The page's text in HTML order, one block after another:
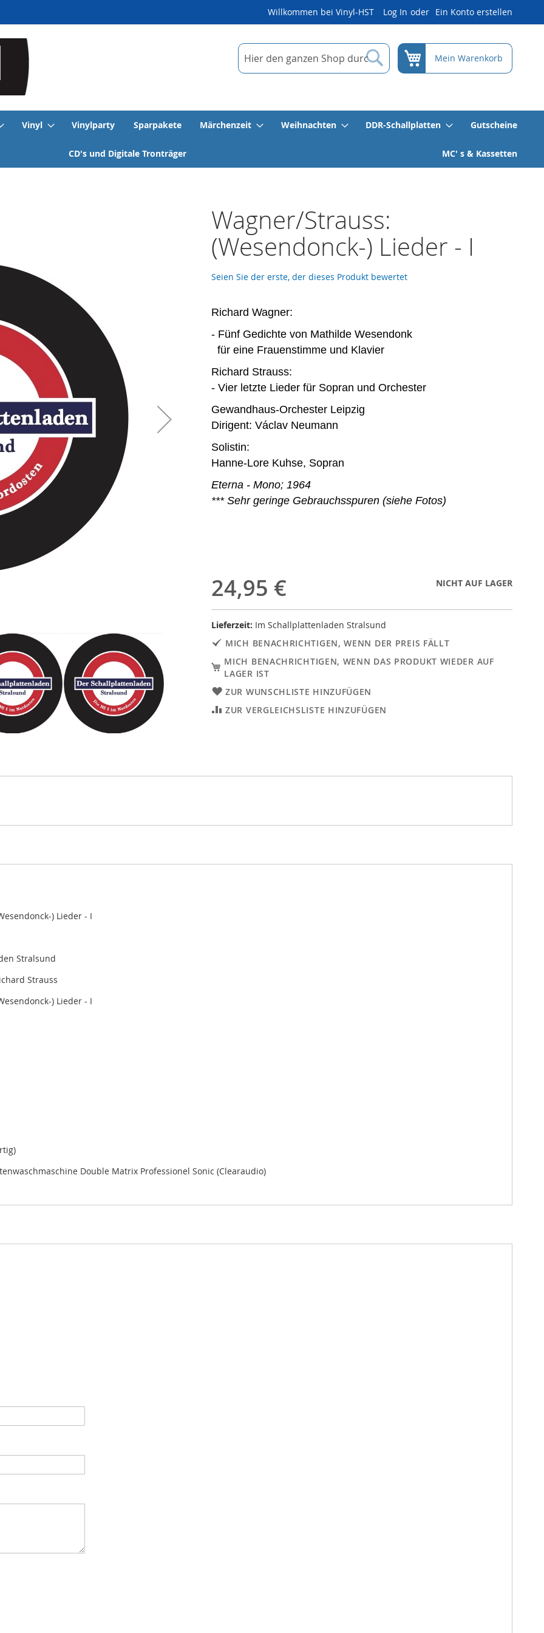
Willkommen bei Vinyl-HST Log In Ein Konto erstellen
Suche
Suche
Mein Warenkorb
Vinyl Vinylparty Sparpakete Märchenzeit Weihnachten DDR-Schallplatten Gutscheine
CD's und Digitale Tronträger MC' s & Kassetten
Wagner/Strauss:
(Wesendonck-) Lieder - I
Seien Sie der erste, der dieses Produkt bewertet
Richard Wagner:
- Fünf Gedichte von Mathilde Wesendonk
für eine Frauenstimme und Klavier
Richard Strauss:
- Vier letzte Lieder für Sopran und Orchester
Gewandhaus-Orchester Leipzig
Dirigent: Václav Neumann
Solistin:
Hanne-Lore Kuhse, Sopran
Eterna - Mono; 1964
*** Sehr geringe Gebrauchsspuren (siehe Fotos)
24,95 € NICHT AUF LAGER
Lieferzeit: Im Schallplattenladen Stralsund
MICH BENACHRICHTIGEN, WENN DER PREIS FÄLLT
MICH BENACHRICHTIGEN, WENN DAS PRODUKT WIEDER AUF
LAGER IST
ZUR WUNSCHLISTE HINZUFÜGEN
ZUR VERGLEICHSLISTE HINZUFÜGEN
) Lieder - I
Stralsund
Strauss
) Lieder - I
Double Matrix Professionel Sonic (Clearaudio)